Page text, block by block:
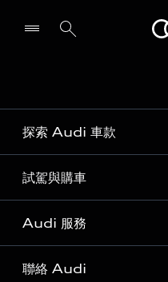
探索 Audi 車款
所有車款
客製化您的 Audi
Audi 純電生活圈
奧迪嚴選中古車
試駕與購車
購車方案
最新優惠
Audi 服務
Audi 原廠配件與精品
聯絡 Audi